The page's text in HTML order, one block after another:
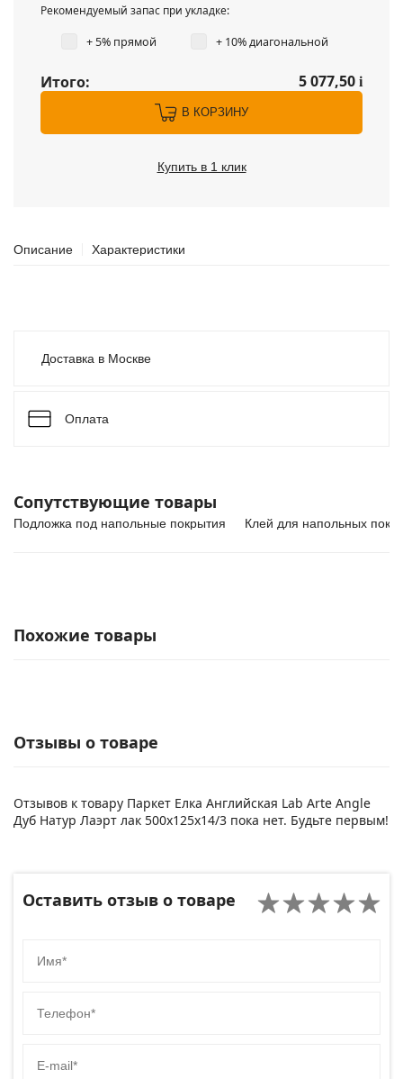
Рекомендуемый запас при укладке:
+ 5% прямой + 10% диагональной
Итого: 5 077,50 i
В КОРЗИНУ
Купить в 1 клик
Описание Характеристики
Доставка в Москве
Оплата
Сопутствующие товары
Подложка под напольные покрытия Клей для напольных
Похожие товары
Отзывы о товаре
Отзывов к товару Паркет Елка Английская Lab Arte Angle
Дуб Натур Лаэрт лак 500х125х14/3 пока нет. Будьте первым!
Оставить отзыв о товаре